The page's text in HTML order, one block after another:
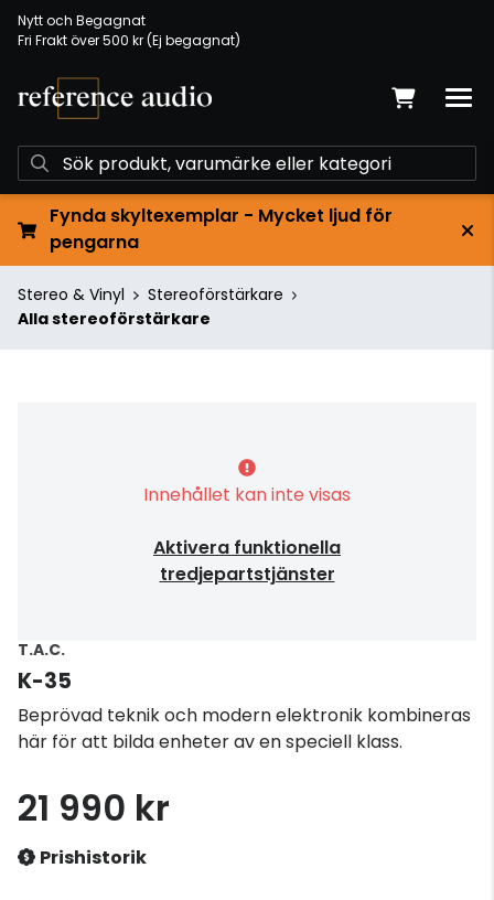
Nytt och Begagnat
Fri Frakt över 500 kr (Ej begagnat)
Fynda skyltexemplar - Mycket ljud för
pengarna
Stereo & Vinyl
Stereoförstärkare
Alla stereoförstärkare
Innehållet kan inte visas
Aktivera funktionella
tredjepartstjänster
T.A.C.
K-35
Beprövad teknik och modern elektronik kombineras
här för att bilda enheter av en speciell klass.
21 990 kr
Prishistorik